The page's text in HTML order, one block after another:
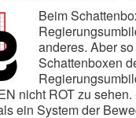
Beim
anderes. Aber
Schattenboxen
nicht ROT zu
ein System der